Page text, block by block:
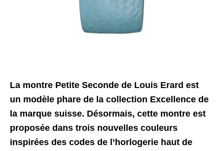
La montre Petite Seconde de Louis Erard est
un modèle phare de la collection Excellence de
la marque suisse. Désormais, cette montre est
proposée dans trois nouvelles couleurs
inspirées des codes de l’horlogerie haut de